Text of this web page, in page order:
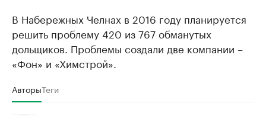
В Набережных Челнах в 2016 году планируется
решить проблему 420 из 767 обманутых
дольщиков. Проблемы создали две компании –
«Фон» и «Химстрой».
АвторыТеги